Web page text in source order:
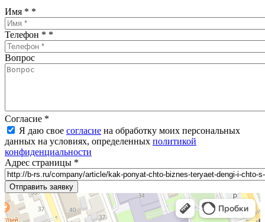
Имя * *
Телефон * *
Вопрос
Согласие *
Я даю свое согласие на обработку моих персональных
данных на условиях, определенных политикой
конфиденциальности
Адрес страницы *
Оренбург
ул. Комсомольская, д. 26 — Яндекс.Карты